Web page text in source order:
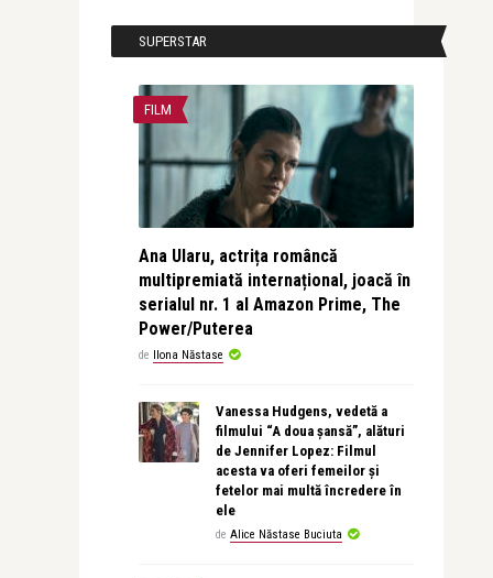
SUPERSTAR
FILM
Ana Ularu, actrița româncă
multipremiată internațional, joacă în
serialul nr. 1 al Amazon Prime, The
Power/Puterea
de Ilona Năstase
Vanessa Hudgens, vedetă a
filmului “A doua șansă”, alături
de Jennifer Lopez: Filmul
acesta va oferi femeilor și
fetelor mai multă încredere în
ele
de Alice Năstase Buciuta